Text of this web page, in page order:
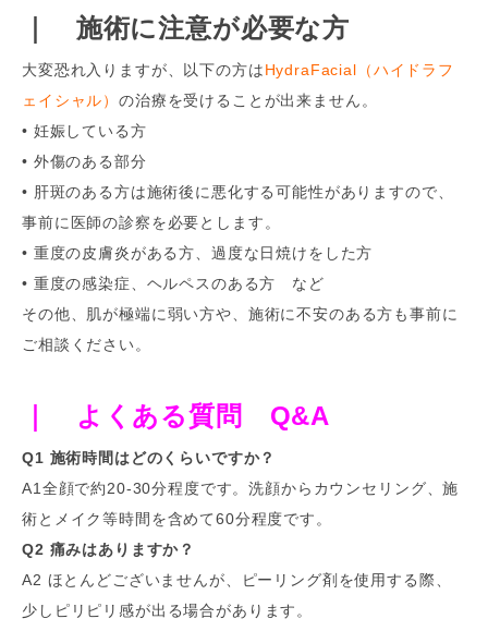
｜ 施術に注意が必要な方
大変恐れ入りますが、以下の方はHydraFacial（ハイドラフ
ェイシャル）の治療を受けることが出来ません。
• 妊娠している方
• 外傷のある部分
• 肝斑のある方は施術後に悪化する可能性がありますので、
事前に医師の診察を必要とします。
• 重度の皮膚炎がある方、過度な日焼けをした方
• 重度の感染症、ヘルペスのある方 など
その他、肌が極端に弱い方や、施術に不安のある方も事前に
ご相談ください。
｜ よくある質問 Q&A
Q1 施術時間はどのくらいですか？
A1全顔で約20-30分程度です。洗顔からカウンセリング、施
術とメイク等時間を含めて60分程度です。
Q2 痛みはありますか？
A2 ほとんどございませんが、ピーリング剤を使用する際、
少しピリピリ感が出る場合があります。